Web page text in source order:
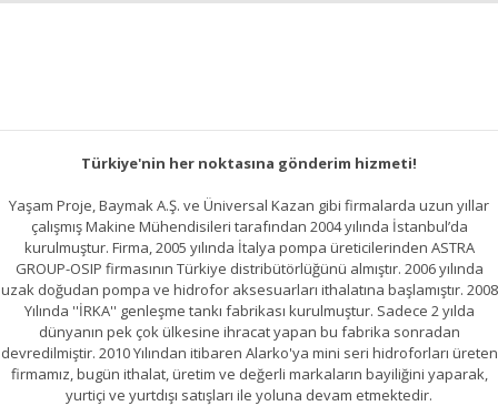
Türkiye'nin her noktasına gönderim hizmeti!
Yaşam Proje, Baymak A.Ş. ve Üniversal Kazan gibi firmalarda uzun yıllar
çalışmış Makine Mühendisileri tarafından 2004 yılında İstanbul’da
kurulmuştur. Firma, 2005 yılında İtalya pompa üreticilerinden ASTRA
GROUP-OSIP firmasının Türkiye distribütörlüğünü almıştır. 2006 yılında
uzak doğudan pompa ve hidrofor aksesuarları ithalatına başlamıştır. 2008
Yılında ''İRKA'' genleşme tankı fabrikası kurulmuştur. Sadece 2 yılda
dünyanın pek çok ülkesine ihracat yapan bu fabrika sonradan
devredilmiştir. 2010 Yılından itibaren Alarko'ya mini seri hidroforları üreten
firmamız, bugün ithalat, üretim ve değerli markaların bayiliğini yaparak,
yurtiçi ve yurtdışı satışları ile yoluna devam etmektedir.